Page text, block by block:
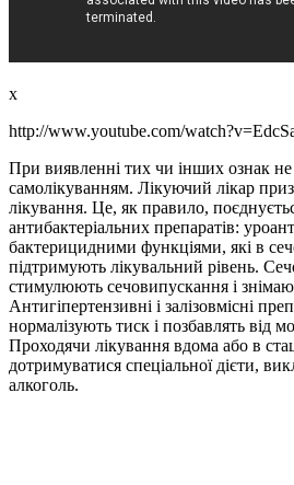
x
http://www.youtube.com/
При виявленні тих чи інших ознак не
самолікуванням. Лікуючий лікар
лікування. Це, як правило,
антибактеріальних препаратів:
бактерицидними функціями, які в
підтримують лікувальний рівень.
стимулюють сечовипускання і
Антигіпертензивні і залізовмісні
нормалізують тиск і позбавлять від
Проходячи лікування вдома або в
дотримуватися спеціальної дієти,
алкоголь.